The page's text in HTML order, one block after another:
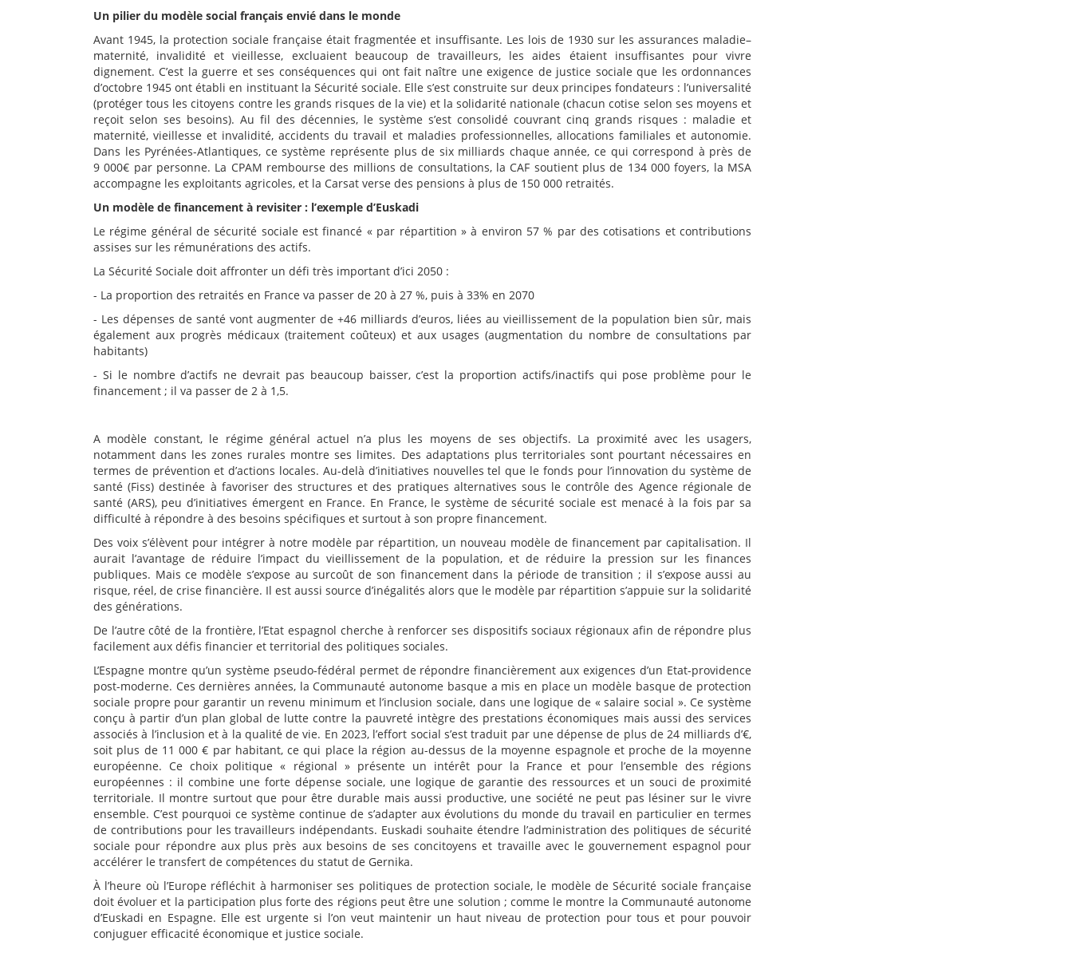
Un pilier du modèle social français envié dans le monde
Avant 1945, la protection sociale française était fragmentée et insuffisante. Les lois de 1930 sur les assurances maladie–
maternité, invalidité et vieillesse, excluaient beaucoup de travailleurs, les aides étaient insuffisantes pour vivre
dignement. C’est la guerre et ses conséquences qui ont fait naître une exigence de justice sociale que les ordonnances
d’octobre 1945 ont établi en instituant la Sécurité sociale. Elle s’est construite sur deux principes fondateurs : l’universalité
(protéger tous les citoyens contre les grands risques de la vie) et la solidarité nationale (chacun cotise selon ses moyens et
reçoit selon ses besoins). Au fil des décennies, le système s’est consolidé couvrant cinq grands risques : maladie et
maternité, vieillesse et invalidité, accidents du travail et maladies professionnelles, allocations familiales et autonomie.
Dans les Pyrénées-Atlantiques, ce système représente plus de six milliards chaque année, ce qui correspond à près de
9 000€ par personne. La CPAM rembourse des millions de consultations, la CAF soutient plus de 134 000 foyers, la MSA
accompagne les exploitants agricoles, et la Carsat verse des pensions à plus de 150 000 retraités.
Un modèle de financement à revisiter : l’exemple d’Euskadi
Le régime général de sécurité sociale est financé « par répartition » à environ 57 % par des cotisations et contributions
assises sur les rémunérations des actifs.
La Sécurité Sociale doit affronter un défi très important d’ici 2050 :
- La proportion des retraités en France va passer de 20 à 27 %, puis à 33% en 2070
- Les dépenses de santé vont augmenter de +46 milliards d’euros, liées au vieillissement de la population bien sûr, mais
également aux progrès médicaux (traitement coûteux) et aux usages (augmentation du nombre de consultations par
habitants)
- Si le nombre d’actifs ne devrait pas beaucoup baisser, c’est la proportion actifs/inactifs qui pose problème pour le
financement ; il va passer de 2 à 1,5.
A modèle constant, le régime général actuel n’a plus les moyens de ses objectifs. La proximité avec les usagers,
notamment dans les zones rurales montre ses limites. Des adaptations plus territoriales sont pourtant nécessaires en
termes de prévention et d’actions locales. Au-delà d’initiatives nouvelles tel que le fonds pour l’innovation du système de
santé (Fiss) destinée à favoriser des structures et des pratiques alternatives sous le contrôle des Agence régionale de
santé (ARS), peu d’initiatives émergent en France. En France, le système de sécurité sociale est menacé à la fois par sa
difficulté à répondre à des besoins spécifiques et surtout à son propre financement.
Des voix s’élèvent pour intégrer à notre modèle par répartition, un nouveau modèle de financement par capitalisation. Il
aurait l’avantage de réduire l’impact du vieillissement de la population, et de réduire la pression sur les finances
publiques. Mais ce modèle s’expose au surcoût de son financement dans la période de transition ; il s’expose aussi au
risque, réel, de crise financière. Il est aussi source d’inégalités alors que le modèle par répartition s’appuie sur la solidarité
des générations.
De l’autre côté de la frontière, l’Etat espagnol cherche à renforcer ses dispositifs sociaux régionaux afin de répondre plus
facilement aux défis financier et territorial des politiques sociales.
L’Espagne montre qu’un système pseudo-fédéral permet de répondre financièrement aux exigences d’un Etat-providence
post-moderne. Ces dernières années, la Communauté autonome basque a mis en place un modèle basque de protection
sociale propre pour garantir un revenu minimum et l’inclusion sociale, dans une logique de « salaire social ». Ce système
conçu à partir d’un plan global de lutte contre la pauvreté intègre des prestations économiques mais aussi des services
associés à l’inclusion et à la qualité de vie. En 2023, l’effort social s’est traduit par une dépense de plus de 24 milliards d’€,
soit plus de 11 000 € par habitant, ce qui place la région au-dessus de la moyenne espagnole et proche de la moyenne
européenne. Ce choix politique « régional » présente un intérêt pour la France et pour l’ensemble des régions
européennes : il combine une forte dépense sociale, une logique de garantie des ressources et un souci de proximité
territoriale. Il montre surtout que pour être durable mais aussi productive, une société ne peut pas lésiner sur le vivre
ensemble. C’est pourquoi ce système continue de s’adapter aux évolutions du monde du travail en particulier en termes
de contributions pour les travailleurs indépendants. Euskadi souhaite étendre l’administration des politiques de sécurité
sociale pour répondre aux plus près aux besoins de ses concitoyens et travaille avec le gouvernement espagnol pour
accélérer le transfert de compétences du statut de Gernika.
À l’heure où l’Europe réfléchit à harmoniser ses politiques de protection sociale, le modèle de Sécurité sociale française
doit évoluer et la participation plus forte des régions peut être une solution ; comme le montre la Communauté autonome
d’Euskadi en Espagne. Elle est urgente si l’on veut maintenir un haut niveau de protection pour tous et pour pouvoir
conjuguer efficacité économique et justice sociale.